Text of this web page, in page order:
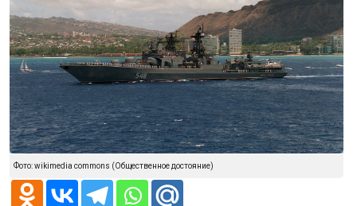
Фото: wikimedia commons (Общественное достояние)